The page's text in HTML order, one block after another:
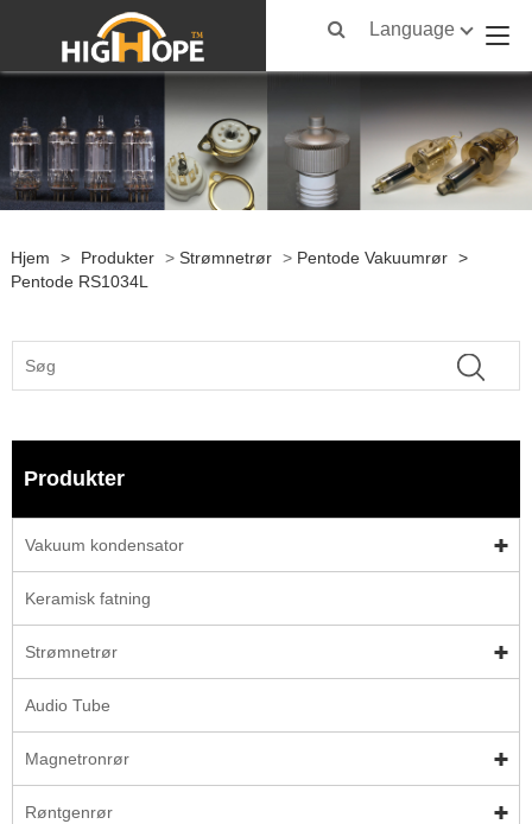
Language
Hjem > Produkter > Strømnetrør > Pentode Vakuumrør >
Pentode RS1034L
Produkter
Vakuum kondensator
Keramisk fatning
Strømnetrør
Audio Tube
Magnetronrør
Røntgenrør